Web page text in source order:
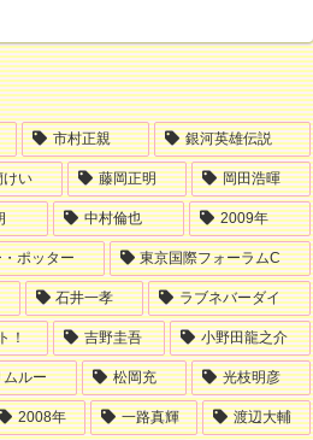
市村正親 銀河英雄伝説
けい 藤岡正明 岡田浩暉
中村倫也 2009年
ポッター 東京国際フォーラムC
石井一孝 ラブネバーダイ
！ 吉野圭吾 小野田龍之介
ムルー 松岡充 光枝明彦
2008年 一路真輝 渡辺大輔